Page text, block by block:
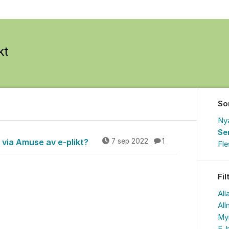
Amuse av e-plikt? 7 sep 2022 1